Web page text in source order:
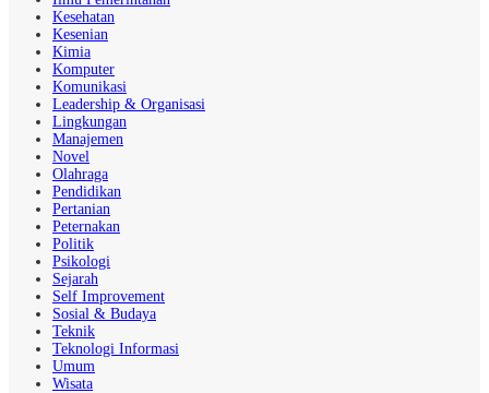
Kesehatan
Kesenian
Kimia
Komputer
Komunikasi
Leadership & Organisasi
Lingkungan
Manajemen
Novel
Olahraga
Pendidikan
Pertanian
Peternakan
Politik
Psikologi
Sejarah
Self Improvement
Sosial & Budaya
Teknik
Teknologi Informasi
Umum
Wisata